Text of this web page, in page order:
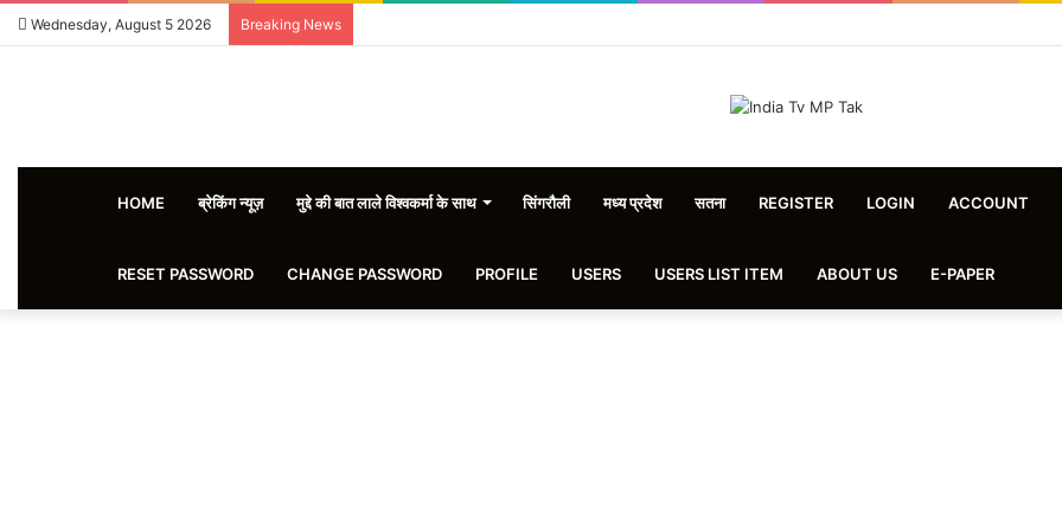
Wednesday, August 5 2026 Breaking News
HOME ब्रेकिंग न्यूज़ मुद्दे की बात लाले विश्वकर्मा के साथ सिंगरौली मध्य प्रदेश सतना REGISTER LOGIN ACCOUNT
RESET PASSWORD CHANGE PASSWORD PROFILE USERS USERS LIST ITEM ABOUT US E-PAPER